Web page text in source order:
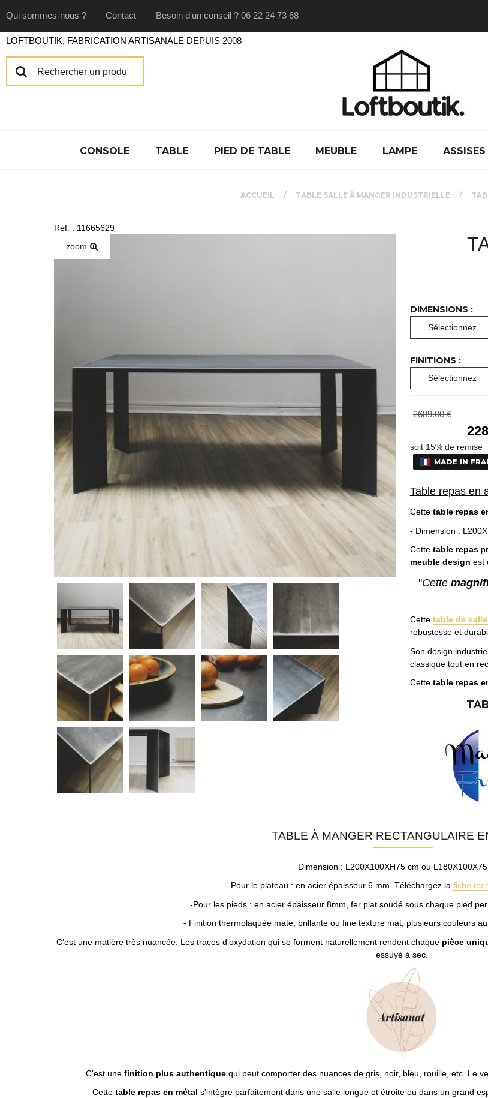
Qui sommes-nous ? Contact Besoin d'un conseil ? 06 22 24 73 68
CONSOLE TABLE PIED DE TABLE MEUBLE LAMPE ASSISES
ACCUEIL TABLE SALLE À MANGER INDUSTRIELLE
Réf. : 11665629
zoom
DIMENSIONS :
FINITIONS :
2689.00 €
Table repas en
Cette table repas
- Dimension :
Cette table repas
meuble design est
"Cette
Cette table de
robustesse et
Son design
classique tout en
Cette table repas
TABLE À MANGER RECTANGULAIRE
Dimension : L200X100XH75 cm ou L180X100X75
- Pour le plateau : en acier épaisseur 6 mm. Téléchargez la fiche
-Pour les pieds : en acier épaisseur 8mm, fer plat soudé sous chaque pied
- Finition thermolaquée mate, brillante ou fine texture mat, plusieurs couleurs
C’est une matière très nuancée. Les traces d'oxydation qui se forment naturellement rendent chaque pièce
essuyé à sec.
C'est une finition plus authentiquequi peut comporter des nuances de gris, noir, bleu, rouille, etc. Le
Cette table repas en métal s'intègre parfaitement dans une salle longue et étroite ou dans un grand
LOFTBOUTIK, FABRICATION ARTISANALE DEPUIS 2008